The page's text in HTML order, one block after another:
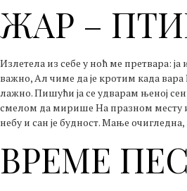
ЖАР –
Излетела из себе у ноћ ме претвара:
важно, Ал чиме да је кротим када
лажно. Пишући ја се удварам њеној
смелом да мирише На празном месту
небу и сан је будност. Мање
ВРЕМЕ